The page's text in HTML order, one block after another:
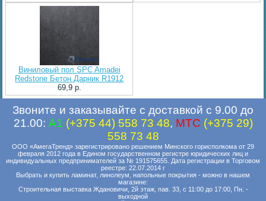
Виниловый пол SPC Amadei
Redstone Бетон Дарник R1912
69,9 p.
Звоните и заказывайте с доставкой с 9.00 до
21.00: A1 (+375 44) 558 73 48, MTC (+375 29)
558 73 48
ООО «АмегаТренд» зарегистрировано решением Минского горисполкома от 29
февраля 2012 года в Едином государственном регистре юридических лиц и
индивидуальных предпринимателей за № 191575655. Дата регистрации в Торговом
реестре: 22.07.2014 г
Выбрать и купить ламинат, линолеум, напольные покрытия - можно в нашем
магазине:
Строительная выставка Ждановичи, 2й этаж, пав. 33, с 11:00 до 17:00, Пн. -
выходной